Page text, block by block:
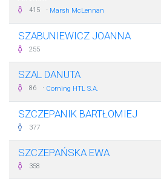
415 · Marsh McLennan
SZABUNIEWICZ JOANNA
255
SZAL DANUTA
86 · Corning HTL S.A.
SZCZEPANIK BARTŁOMIEJ
377
SZCZEPAŃSKA EWA
358